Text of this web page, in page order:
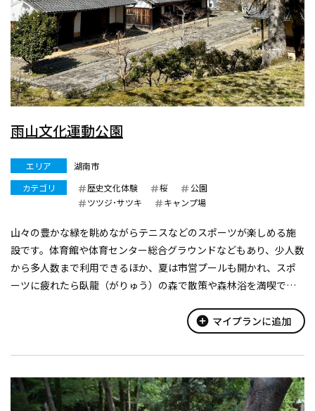
雨山文化運動公園
エリア
湖南市
カテゴリ
歴史文化体験 桜
公園
ツツジ･サツキ
キャンプ場
山々の豊かな緑を眺めながらテニスなどのスポーツが楽しめる施
設です。体育館や体育センター総合グラウンドなどもあり、少人数
から多人数まで利用できるほか、夏は市営プールも開かれ、スポ
ーツに疲れたら臥龍（がりゅう）の森で散策や森林浴を満喫でき
add_circle マイプランに追加